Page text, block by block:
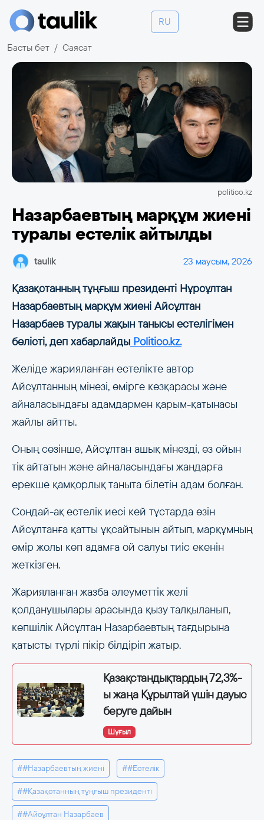
RU
Басты бет Саясат
politico.kz
Назарбаевтың марқұм жиені
туралы естелік айтылды
taulik 23 маусым, 2026
Қазақстанның тұңғыш президенті Нұрсұлтан
Назарбаевтың марқұм жиені Айсұлтан
Назарбаев туралы жақын танысы естелігімен
бөлісті, деп хабарлайды Politico.kz.
Желіде жарияланған естелікте автор
Айсұлтанның мінезі, өмірге көзқарасы және
айналасындағы адамдармен қарым-қатынасы
жайлы айтты.
Оның сөзінше, Айсұлтан ашық мінезді, өз ойын
тік айтатын және айналасындағы жандарға
ерекше қамқорлық таныта білетін адам болған.
Сондай-ақ естелік иесі кей тұстарда өзін
Айсұлтанға қатты ұқсайтынын айтып, марқұмның
өмір жолы көп адамға ой салуы тиіс екенін
жеткізген.
Жарияланған жазба әлеуметтік желі
қолданушылары арасында қызу талқыланып,
көпшілік Айсұлтан Назарбаевтың тағдырына
қатысты түрлі пікір білдіріп жатыр.
Қазақстандықтардың 72,3%-
ы жаңа Құрылтай үшін дауыс
беруге дайын
Шұғыл
##Назарбаевтың жиені ##Естелік
##Қазақстанның тұңғыш президенті
##Айсұлтан Назарбаев